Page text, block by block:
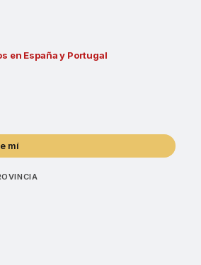
en España y Portugal
mí